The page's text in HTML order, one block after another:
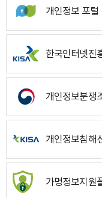
개인정보 포털
한국인터넷진
개인정보분쟁
개인정보침해
가명정보지원